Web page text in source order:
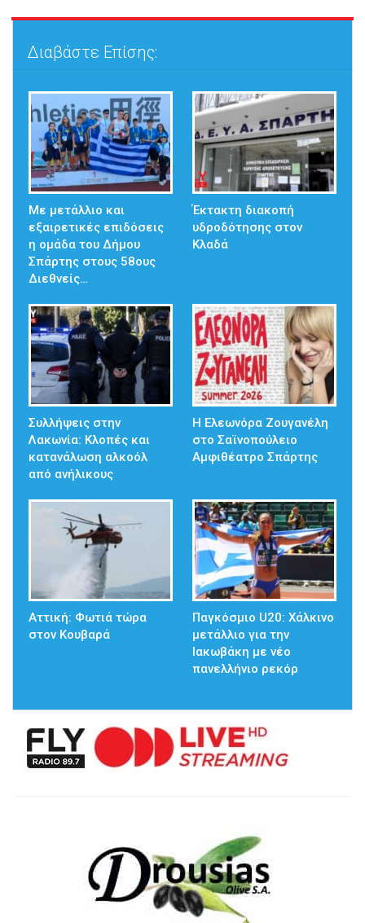
Διαβάστε Επίσης:
Με μετάλλιο και
εξαιρετικές επιδόσεις
η ομάδα του Δήμου
Σπάρτης στους 58ους
Διεθνείς…
Έκτακτη διακοπή
υδροδότησης στον
Κλαδά
Συλλήψεις στην
Λακωνία: Κλοπές και
κατανάλωση αλκοόλ
από ανήλικους
Η Ελεωνόρα Ζουγανέλη
στο Σαϊνοπούλειο
Αμφιθέατρο Σπάρτης
Αττική: Φωτιά τώρα
στον Κουβαρά
Παγκόσμιο U20: Χάλκινο
μετάλλιο για την
Ιακωβάκη με νέο
πανελλήνιο ρεκόρ